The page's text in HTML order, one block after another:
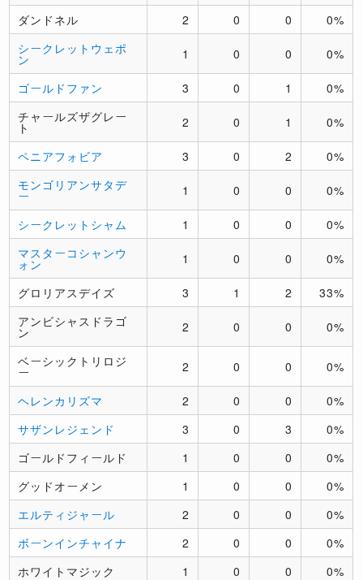
ダンドネル 2 0 0
0%
シークレットウェポ
ン 1 0 0 0%
ゴールドファン 3 0 1
0%
チャールズザグレー
ト 2 0 1 0%
ペニアフォビア 3 0 2
0%
モンゴリアンサタデ
ー 1 0 0 0%
シークレットシャム 1 0 0
0%
マスターコシャンウ
ォン 1 0 0 0%
グロリアスデイズ 3 1 2
33%
アンビシャスドラゴ
ン 2 0 0 0%
ベーシックトリロジ
ー 2 0 0 0%
ヘレンカリズマ 2 0 0
0%
サザンレジェンド
3 0 3
0%
ゴールドフィールド
1 0 0
0%
グッドオーメン
1 0 0
0%
エルティジャール
2 0 0
0%
ボーンインチャイナ
2 0 0
0%
ホワイトマジック
1 0 0
0%